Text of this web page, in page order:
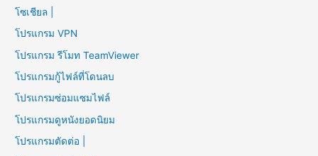
โซเชียล |
โปรแกรม VPN
โปรแกรม รีโมท TeamViewer
โปรแกรมกู้ไฟล์ที่โดนลบ
โปรแกรมซ่อมแซมไฟล์
โปรแกรมดูหนังยอดนิยม
โปรแกรมตัดต่อ |